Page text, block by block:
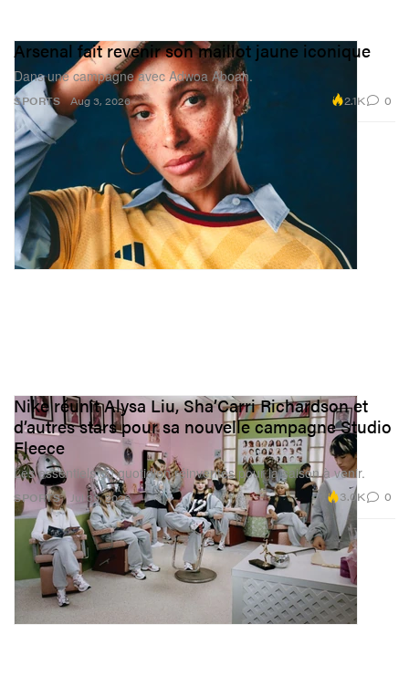
SPORTS
Arsenal fait revenir son maillot jaune iconique
Dans une campagne avec Adwoa Aboah.
Aug 3, 2026 2.1K 0
SPORTS
Nike réunit Alysa Liu, Sha’Carri Richardson et
d’autres stars pour sa nouvelle campagne Studio
Fleece
Les essentiels du quotidien réinventés pour la saison à venir.
Jul 30, 2026 3.0K 0